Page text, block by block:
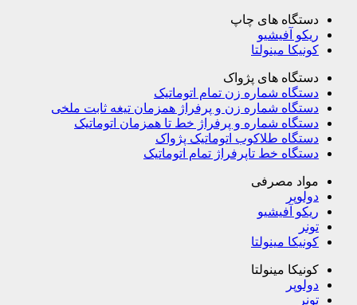
دستگاه های چاپ
ریکو آفیشیو
کونیکا مینولتا
دستگاه های پژواک
دستگاه شماره زن تمام اتوماتیک
دستگاه شماره زن و پرفراژ همزمان تیغه ثابت ملخی
دستگاه شماره و پرفراژ خط تا همزمان اتوماتیک
دستگاه طلاکوب اتوماتیک پژواک
دستگاه خط تاپرفراژ تمام اتوماتیک
مواد مصرفی
دولوپر
ریکو آفیشیو
تونر
کونیکا مینولتا
کونیکا مینولتا
دولوپر
تونر